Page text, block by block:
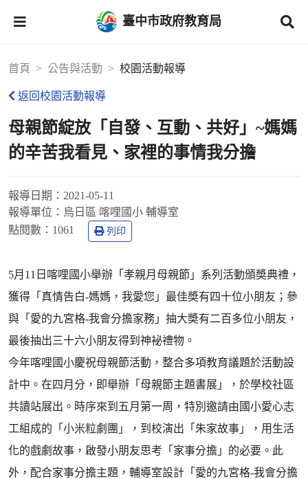
臺中市政府教育局
首頁 公告與活動 校園活動報導
返回校園活動報導
母親節綻放「自發、互動、共好」~媽媽
的辛苦我看見、家裡的事情我分擔
報導日期： 2021-05-11
報導單位： 烏日區 喀哩國小 輔導室
點閱數： 1061 列印
5月11日喀哩國小舉辦「孝親月母親節」系列活動頒奬典禮，
獲得「真情告白-媽媽，我愛您」最佳奬有四十位小朋友；參
與「愛的九宮格-我會分擔家務」抽大奬有二百多位小朋友，
最後抽出三十六小朋友得到神袐禮物。
今年喀哩國小慶祝母親節活動，整合多項教育議題於活動設
計中。在四月分，即舉辦「母親節主題書展」，於學校社區
共讀站展出。時序來到五月第一周，特別邀請由國小愛心志
工組成的「小米粒劇團」，到校演出「朱家故事」，用生活
化的戲劇故事，啟發小朋友思考「家事分擔」的必要。此
外，配合家事分擔主題，輔導室設計「愛的九宮格-我會分擔